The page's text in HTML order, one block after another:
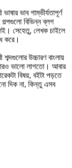
ভাব গাম্ভীর্যতাপূর্ণ
বিভিন্ন ব্লগ
সেহেতু, লেখক চাইলে
করে।
উচ্চারণ বাংলায়
আরও ভালো লাগতো। আবার
বিষয়, বইটা পড়তে
দিক না, কিন্তু এসব